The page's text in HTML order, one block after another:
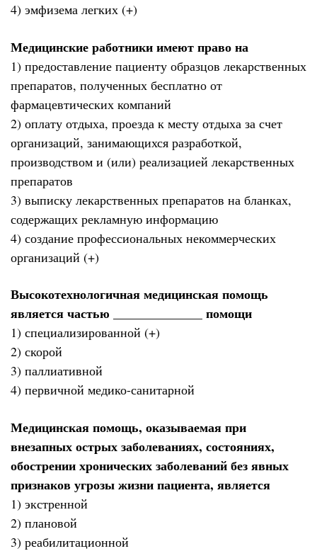
4) эмфизема легких (+)
Медицинские работники имеют право на
1) предоставление пациенту образцов лекарственных
препаратов, полученных бесплатно от
фармацевтических компаний
2) оплату отдыха, проезда к месту отдыха за счет
организаций, занимающихся разработкой,
производством и (или) реализацией лекарственных
препаратов
3) выписку лекарственных препаратов на бланках,
содержащих рекламную информацию
4) создание профессиональных некоммерческих
организаций (+)
Высокотехнологичная медицинская помощь
является частью ______________ помощи
1) специализированной (+)
2) скорой
3) паллиативной
4) первичной медико-санитарной
Медицинская помощь, оказываемая при
внезапных острых заболеваниях, состояниях,
обострении хронических заболеваний без явных
признаков угрозы жизни пациента, является
1) экстренной
2) плановой
3) реабилитационной